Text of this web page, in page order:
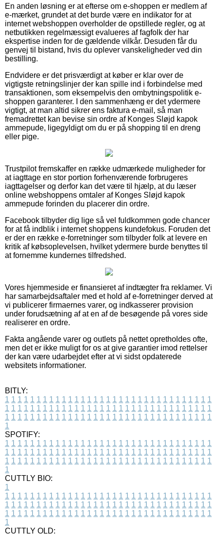
En anden løsning er at efterse om e-shoppen er medlem af
e-mærket, grundet at det burde være en indikator for at
internet webshoppen overholder de opstillede regler, og at
netbutikken regelmæssigt evalueres af fagfolk der har
ekspertise inden for de gældende vilkår. Desuden får du
genvej til bistand, hvis du oplever vanskeligheder ved din
bestilling.
Endvidere er det prisværdigt at køber er klar over de
vigtigste retningslinjer der kan spille ind i forbindelse med
transaktionen, som eksempelvis den ombytningspolitik e-
shoppen garanterer. I den sammenhæng er det ydermere
vigtigt, at man altid sikrer ens faktura e-mail, så man
fremadrettet kan bevise sin ordre af Konges Sløjd kapok
ammepude, ligegyldigt om du er på shopping til en dreng
eller pige.
Trustpilot fremskaffer en række udmærkede muligheder for
at iagttage en stor portion forhenværende forbrugeres
iagttagelser og derfor kan det være til hjælp, at du læser
online webshoppens omtaler af Konges Sløjd kapok
ammepude forinden du placerer din ordre.
Facebook tilbyder dig lige så vel fuldkommen gode chancer
for at få indblik i internet shoppens kundefokus. Foruden det
er der en række e-forretninger som tilbyder folk at levere en
kritik af købsoplevelsen, hvilket ydermere burde benyttes til
at fornemme kundernes tilfredshed.
Vores hjemmeside er finansieret af indtægter fra reklamer. Vi
har samarbejdsaftaler med et hold af e-forretninger derved at
vi publicerer firmaernes varer, og indkasserer provision
under forudsætning af at en af de besøgende på vores side
realiserer en ordre.
Fakta angående varer og outlets på nettet opretholdes ofte,
men det er ikke muligt for os at give garantier imod rettelser
der kan være udarbejdet efter at vi sidst opdaterede
websitets informationer.
BITLY:
1 1 1 1 1 1 1 1 1 1 1 1 1 1 1 1 1 1 1 1 1 1 1 1 1 1 1 1 1 1 1 1 1
1 1 1 1 1 1 1 1 1 1 1 1 1 1 1 1 1 1 1 1 1 1 1 1 1 1 1 1 1 1 1 1 1
1 1 1 1 1 1 1 1 1 1 1 1 1 1 1 1 1 1 1 1 1 1 1 1 1 1 1 1 1 1 1 1 1
1
SPOTIFY:
1 1 1 1 1 1 1 1 1 1 1 1 1 1 1 1 1 1 1 1 1 1 1 1 1 1 1 1 1 1 1 1 1
1 1 1 1 1 1 1 1 1 1 1 1 1 1 1 1 1 1 1 1 1 1 1 1 1 1 1 1 1 1 1 1 1
1 1 1 1 1 1 1 1 1 1 1 1 1 1 1 1 1 1 1 1 1 1 1 1 1 1 1 1 1 1 1 1 1
1
CUTTLY BIO:
1
1 1 1 1 1 1 1 1 1 1 1 1 1 1 1 1 1 1 1 1 1 1 1 1 1 1 1 1 1 1 1 1 1
1 1 1 1 1 1 1 1 1 1 1 1 1 1 1 1 1 1 1 1 1 1 1 1 1 1 1 1 1 1 1 1 1
1 1 1 1 1 1 1 1 1 1 1 1 1 1 1 1 1 1 1 1 1 1 1 1 1 1 1 1 1 1 1 1 1
1
CUTTLY OLD: